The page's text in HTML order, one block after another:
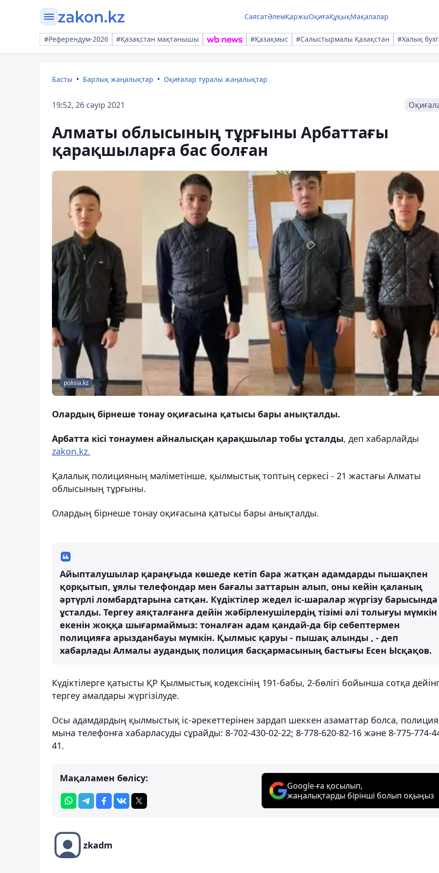
СаясатӘлемҚаржыОқиғаҚұқықМақалалар
#Референдум-2026 #Қазақстан мақтанышы #Қазақмыс #Салыстырмалы Қазақстан #Халық
Басты Барлық жаңалықтар Оқиғалар туралы жаңалықтар
19:52, 26 сәуір 2021
Алматы облысының тұрғыны Арбаттағы
қарақшыларға бас болған
polisia.kz
Олардың бірнеше тонау оқиғасына қатысы бары анықталды.
Арбатта кісі тонаумен айналысқан қарақшылар тобы ұсталды, деп хабарлайды
zakon.kz.
Қалалық полицияның мәліметінше, қылмыстық топтың серкесі - 21 жастағы Алматы
облысының тұрғыны.
Олардың бірнеше тонау оқиғасына қатысы бары анықталды.
Айыпталушылар қараңғыда көшеде кетіп бара жатқан адамдарды пышақпен
қорқытып, ұялы телефондар мен бағалы заттарын алып, оны кейін қаланың
әртүрлі ломбардтарына сатқан. Күдіктілер жедел іс-шаралар жүргізу барысында
ұсталды. Тергеу аяқталғанға дейін жәбірленушілердің тізімі әлі толығуы мүмкін
екенін жоққа шығармаймыз: тоналған адам қандай-да бір себептермен
полицияға арызданбауы мүмкін. Қылмыс қаруы - пышақ алынды , - деп
хабарлады Алмалы аудандық полиция басқармасының бастығы Есен Ысқақов.
Күдіктілерге қатысты ҚР Қылмыстық кодексінің 191-бабы, 2-бөлігі бойынша сотқа
тергеу амалдары жүргізілуде.
Осы адамдардың қылмыстық іс-әрекеттерінен зардап шеккен азаматтар болса, полиция
мына телефонға хабарласуды сұрайды: 8-702-430-02-22; 8-778-620-82-16 және 8-775-774-
41.
Мақаламен бөлісу:
Google-ға қосылып,
жаңалықтарды бірінші болып оқыңыз
zkadm